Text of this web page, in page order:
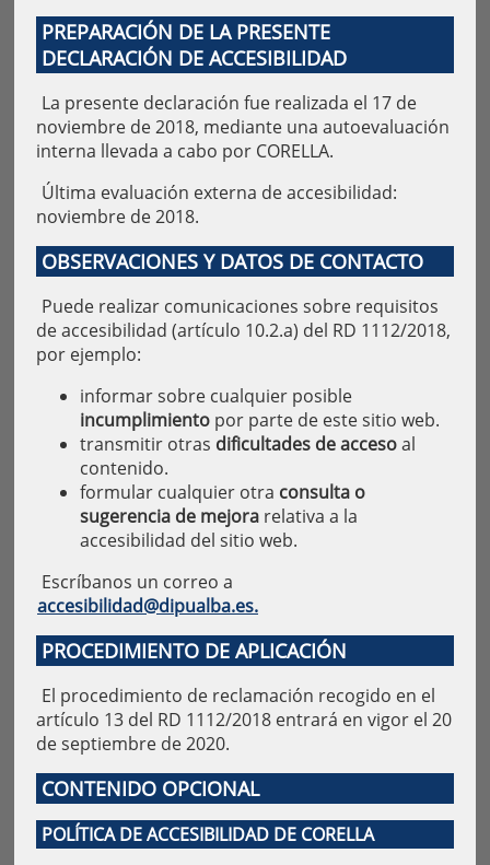
PREPARACIÓN DE LA PRESENTE
DECLARACIÓN DE ACCESIBILIDAD
La presente declaración fue realizada el 17 de
noviembre de 2018, mediante una autoevaluación
interna llevada a cabo por CORELLA.
Última evaluación externa de accesibilidad:
noviembre de 2018.
OBSERVACIONES Y DATOS DE CONTACTO
Puede realizar comunicaciones sobre requisitos
de accesibilidad (artículo 10.2.a) del RD 1112/2018,
por ejemplo:
informar sobre cualquier posible
incumplimiento por parte de este sitio web.
transmitir otras dificultades de accesoal
contenido.
formular cualquier otra consulta o
sugerencia de mejora relativa a la
accesibilidad del sitio web.
Escríbanos un correo a
accesibilidad@dipualba.es.
PROCEDIMIENTO DE APLICACIÓN
El procedimiento de reclamación recogido en el
artículo 13 del RD 1112/2018 entrará en vigor el 20
de septiembre de 2020.
CONTENIDO OPCIONAL
POLÍTICA DE ACCESIBILIDAD DE CORELLA